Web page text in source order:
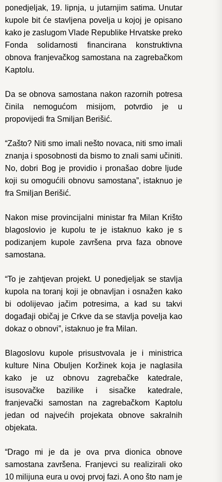
ponedjeljak, 19. lipnja, u jutarnjim satima. Unutar
kupole bit će stavljena povelja u kojoj je opisano
kako je zaslugom Vlade Republike Hrvatske preko
Fonda solidarnosti financirana konstruktivna
obnova franjevačkog samostana na zagrebačkom
Kaptolu.
Da se obnova samostana nakon razornih potresa
činila nemogućom misijom, potvrdio je u
propovijedi fra Smiljan Berišić.
“Zašto? Niti smo imali nešto novaca, niti smo imali
znanja i sposobnosti da bismo to znali sami učiniti.
No, dobri Bog je providio i pronašao dobre ljude
koji su omogućili obnovu samostana”, istaknuo je
fra Smiljan Berišić.
Nakon mise provincijalni ministar fra Milan Krišto
blagoslovio je kupolu te je istaknuo kako je s
podizanjem kupole završena prva faza obnove
samostana.
“To je zahtjevan projekt. U ponedjeljak se stavlja
kupola na toranj koji je obnavljan i osnažen kako
bi odolijevao jačim potresima, a kad su takvi
događaji običaj je Crkve da se stavlja povelja kao
dokaz o obnovi”, istaknuo je fra Milan.
Blagoslovu kupole prisustvovala je i ministrica
kulture Nina Obuljen Koržinek koja je naglasila
kako je uz obnovu zagrebačke katedrale,
isusovačke bazilike i sisačke katedrale,
franjevački samostan na zagrebačkom Kaptolu
jedan od najvećih projekata obnove sakralnih
objekata.
“Drago mi je da je ova prva dionica obnove
samostana završena. Franjevci su realizirali oko
10 milijuna eura u ovoj prvoj fazi. A ono što nam je